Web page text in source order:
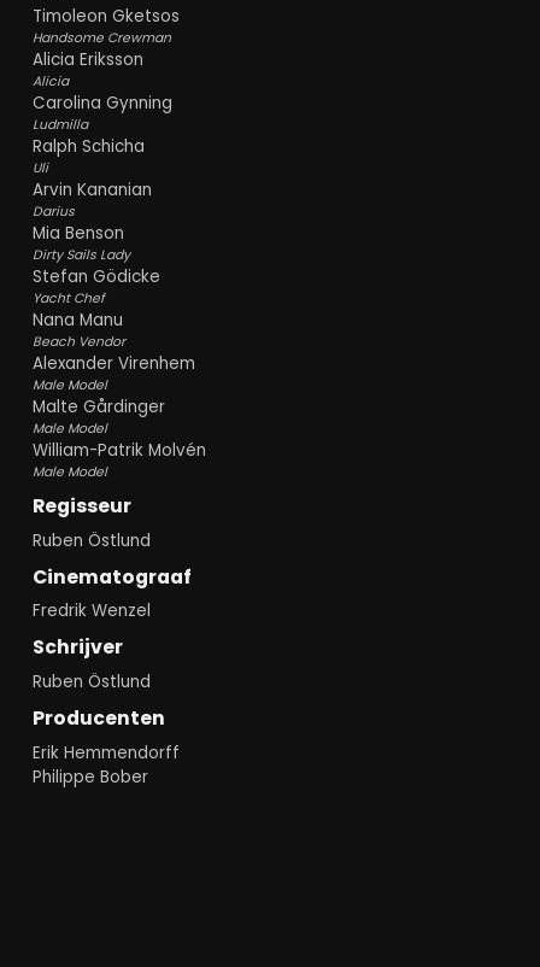
Timoleon Gketsos
Handsome Crewman
Alicia Eriksson
Alicia
Carolina Gynning
Ludmilla
Ralph Schicha
Uli
Arvin Kananian
Darius
Mia Benson
Dirty Sails Lady
Stefan Gödicke
Yacht Chef
Nana Manu
Beach Vendor
Alexander Virenhem
Male Model
Malte Gårdinger
Male Model
William-Patrik Molvén
Male Model
Regisseur
Ruben Östlund
Cinematograaf
Fredrik Wenzel
Schrijver
Ruben Östlund
Producenten
Erik Hemmendorff
Philippe Bober